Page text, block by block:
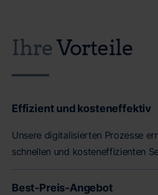
IhreVorteile
Effizient und kosteneffektiv
Unsere digitalisierten Prozesse
schnellen und kosteneffizienten
Best-Preis-Angebot